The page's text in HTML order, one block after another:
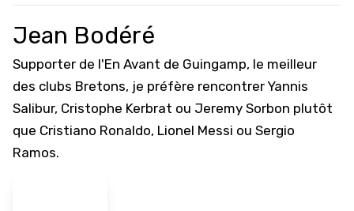
Jean Bodéré
Supporter de l'En Avant de Guingamp, le meilleur
des clubs Bretons, je préfère rencontrer Yannis
Salibur, Cristophe Kerbrat ou Jeremy Sorbon plutôt
que Cristiano Ronaldo, Lionel Messi ou Sergio
Ramos.